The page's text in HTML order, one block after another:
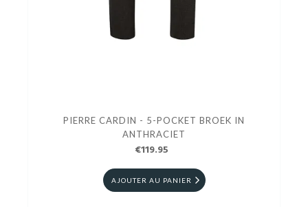
PIERRE CARDIN - 5-POCKET BROEK IN
ANTHRACIET
€119.95
AJOUTER AU PANIER